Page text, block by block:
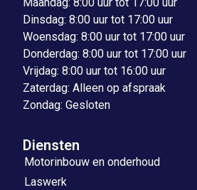
Dinsdag: 8:00 uur tot 17:00 uur
Woensdag: 8:00 uur tot 17:00 uur
Donderdag: 8:00 uur tot 17:00 uur
Vrijdag: 8:00 uur tot 16:00 uur
Zaterdag: Alleen op afspraak
Zondag: Gesloten
Diensten
Motorinbouw en onderhoud
Laswerk